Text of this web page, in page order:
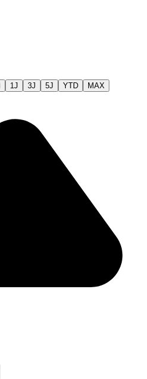
1J 3J 5J YTD MAX